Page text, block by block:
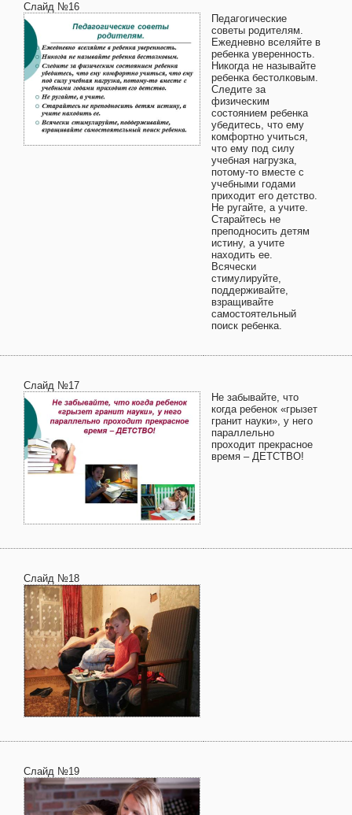
Слайд №16
Педагогические
советы родителям.
Ежедневно вселяйте в
ребенка уверенность.
Никогда не называйте
ребенка бестолковым.
Следите за
физическим
состоянием ребенка
убедитесь, что ему
комфортно учиться,
что ему под силу
учебная нагрузка,
потому-то вместе с
учебными годами
приходит его детство.
Не ругайте, а учите.
Старайтесь не
преподносить детям
истину, а учите
находить ее.
Всячески
стимулируйте,
поддерживайте,
взращивайте
самостоятельный
поиск ребенка.
Слайд №17
Не забывайте, что
когда ребенок «грызет
гранит науки», у него
параллельно
проходит прекрасное
время – ДЕТСТВО!
Слайд №18
Слайд №19